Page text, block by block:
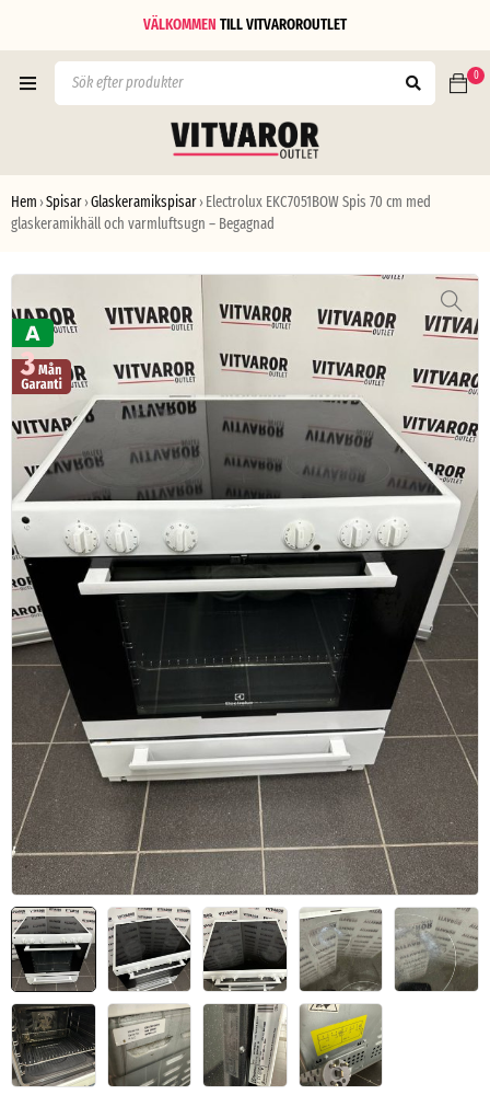
VÄLKOMMEN TILLVITVAROROUTLET
0
Hem ›Spisar ›Glaskeramikspisar › Electrolux EKC7051BOW Spis 70 cm med
glaskeramikhäll och varmluftsugn – Begagnad